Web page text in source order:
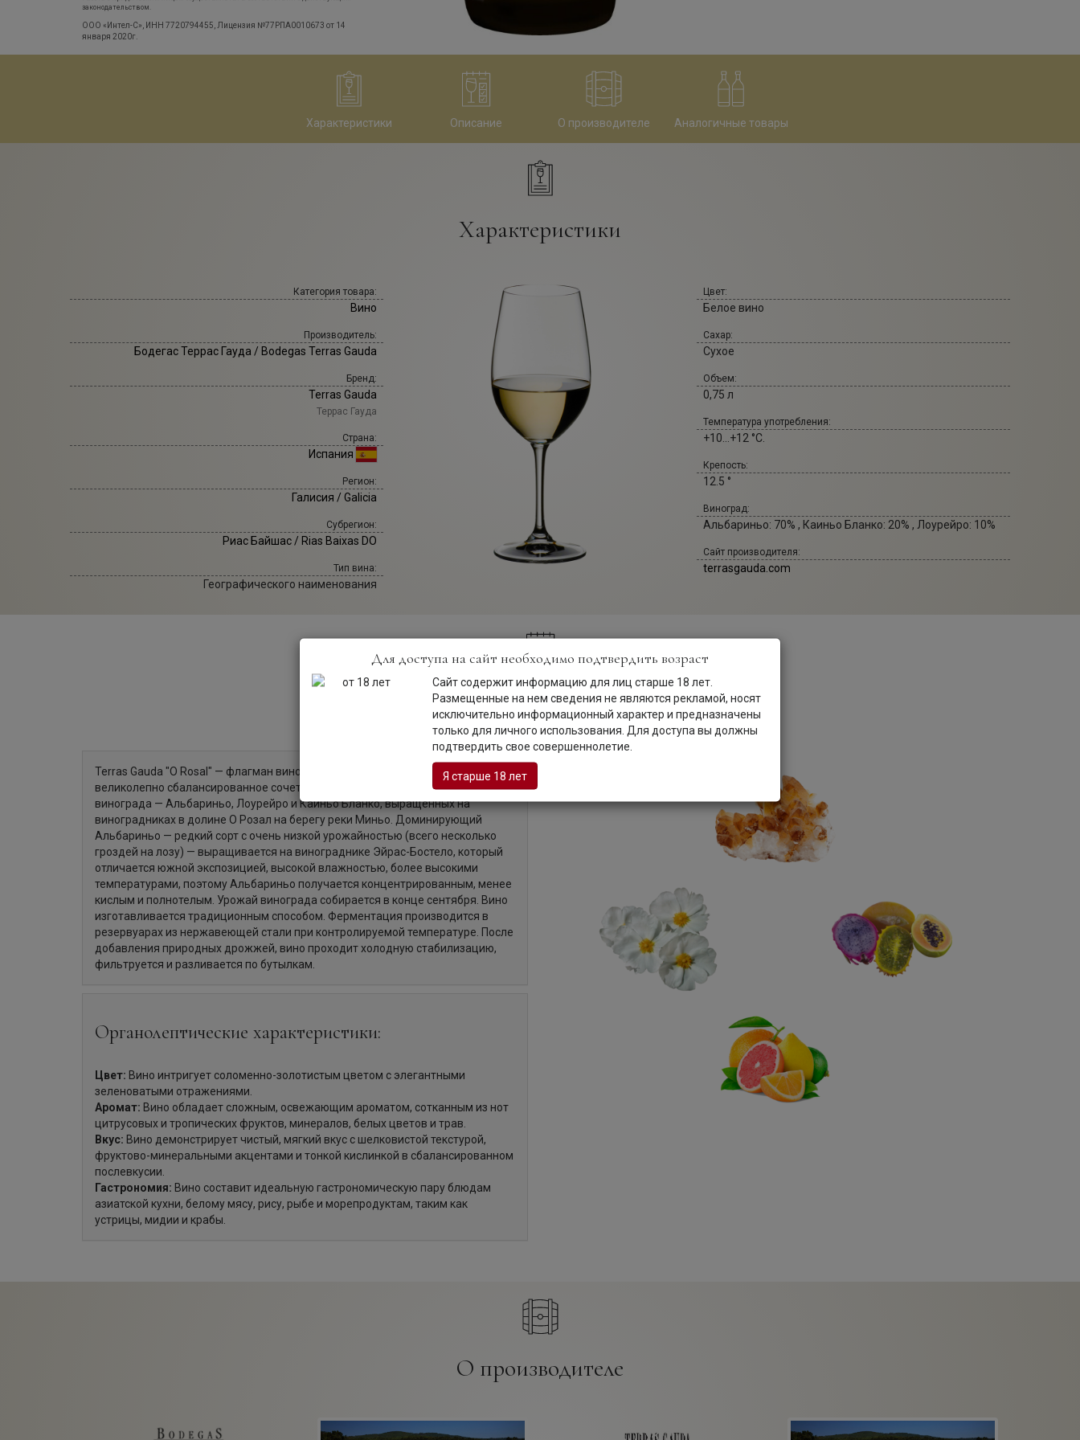
законодательством.
ООО «Интел-С», ИНН 7720794455, Лицензия №77РПА0010673 от 14
января 2020г.
Характеристики Описание О производителе Аналогичные товары
Характеристики
Категория товара:
Вино
Производитель:
Бодегас Террас Гауда / Bodegas Terras Gauda
Бренд:
Terras Gauda
Террас Гауда
Страна:
Испания
Регион:
Галисия / Galicia
Субрегион:
Риас Байшас / Rias Baixas DO
Тип вина:
Географического наименования
Цвет:
Белое вино
Сахар:
Сухое
Объем:
0,75 л
Температура употребления:
+10...+12 °С.
Крепость:
12.5 °
Виноград:
Альбариньо: 70% , Каиньо Бланко: 20% , Лоурейро: 10%
Сайт производителя:
terrasgauda.com
Описание
Terras Gauda "O Rosal" — флагман винодельни, демонстрирующий
великолепно сбалансированное сочетание редких автохтонных сортов
винограда — Альбариньо, Лоурейро и Каиньо Бланко, выращенных на
виноградниках в долине O Розал на берегу реки Миньо. Доминирующий
Альбариньо — редкий сорт с очень низкой урожайностью (всего несколько
гроздей на лозу) — выращивается на винограднике Эйрас-Бостело, который
отличается южной экспозицией, высокой влажностью, более высокими
температурами, поэтому Альбариньо получается концентрированным, менее
кислым и полнотелым. Урожай винограда собирается в конце сентября. Вино
изготавливается традиционным способом. Ферментация производится в
резервуарах из нержавеющей стали при контролируемой температуре. После
добавления природных дрожжей, вино проходит холодную стабилизацию,
фильтруется и разливается по бутылкам.
Органолептические характеристики:
Цвет: Вино интригует соломенно-золотистым цветом с элегантными
зеленоватыми отражениями.
Аромат: Вино обладает сложным, освежающим ароматом, сотканным из нот
цитрусовых и тропических фруктов, минералов, белых цветов и трав.
Вкус: Вино демонстрирует чистый, мягкий вкус с шелковистой текстурой,
фруктово-минеральными акцентами и тонкой кислинкой в сбалансированном
послевкусии.
Гастрономия: Вино составит идеальную гастрономическую пару блюдам
азиатской кухни, белому мясу, рису, рыбе и морепродуктам, таким как
устрицы, мидии и крабы.
О производителе
Для доступа на сайт необходимо подтвердить возраст
Сайт содержит информацию для лиц старше 18 лет.
Размещенные на нем сведения не являются рекламой, носят
исключительно информационный характер и предназначены
только для личного использования. Для доступа вы должны
подтвердить свое совершеннолетие.
Я старше 18 лет